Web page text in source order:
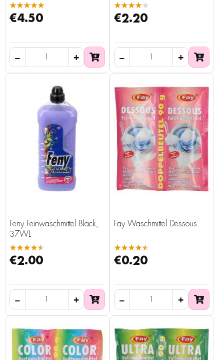
★★★★★
€4.50
★★★★★
€2.20
Feny Feinwaschmittel Black,
37WL
★★★★★
€2.00
Fay Waschmittel Dessous
★★★★★
€0.20